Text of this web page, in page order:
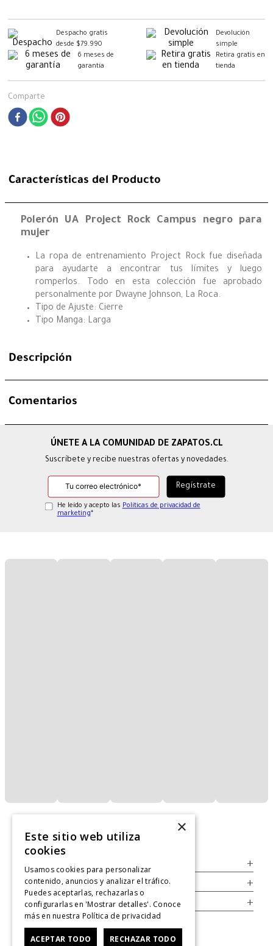
Despacho gratis
desde $79.990
Devolución
simple
6 meses de
garantía
Retira gratis en
tienda
Comparte
Características del Producto
Polerón UA Project Rock Campus negro para
mujer
La ropa de entrenamiento Project Rock fue diseñada
para ayudarte a encontrar tus límites y luego
romperlos. Todo en esta colección fue aprobado
personalmente por Dwayne Johnson, La Roca.
Tipo de Ajuste: Cierre
Tipo Manga: Larga
Descripción
Comentarios
Suscríbete y recibe nuestras ofertas y novedades.
He leído y acepto las Políticas de privacidad de
marketing*
+
Legal +
Cuenta +
×
Este sitio web utiliza
cookies
Usamos cookies para personalizar
contenido, anuncios y analizar el tráfico.
Puedes aceptarlas, rechazarlas o
configurarlas en 'Mostrar detalles'. Conoce
más en nuestra Política de privacidad
ACEPTAR TODO RECHAZAR TODO